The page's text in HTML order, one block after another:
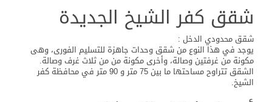
شقق كفر الشيخ الجديدة
شقق محدودي الدخل :
يوجد في هذا النوع من شقق وحدات جاهزة للتسليم الفورى، وهى
مكونة من غرفتين وصالة، وأخرى مكونة من من ثلاث غرف وصالة.
الشقق تتراوح مساحتها ما بين 75 متر و 90 متر في محافظة كفر
الشيخ.